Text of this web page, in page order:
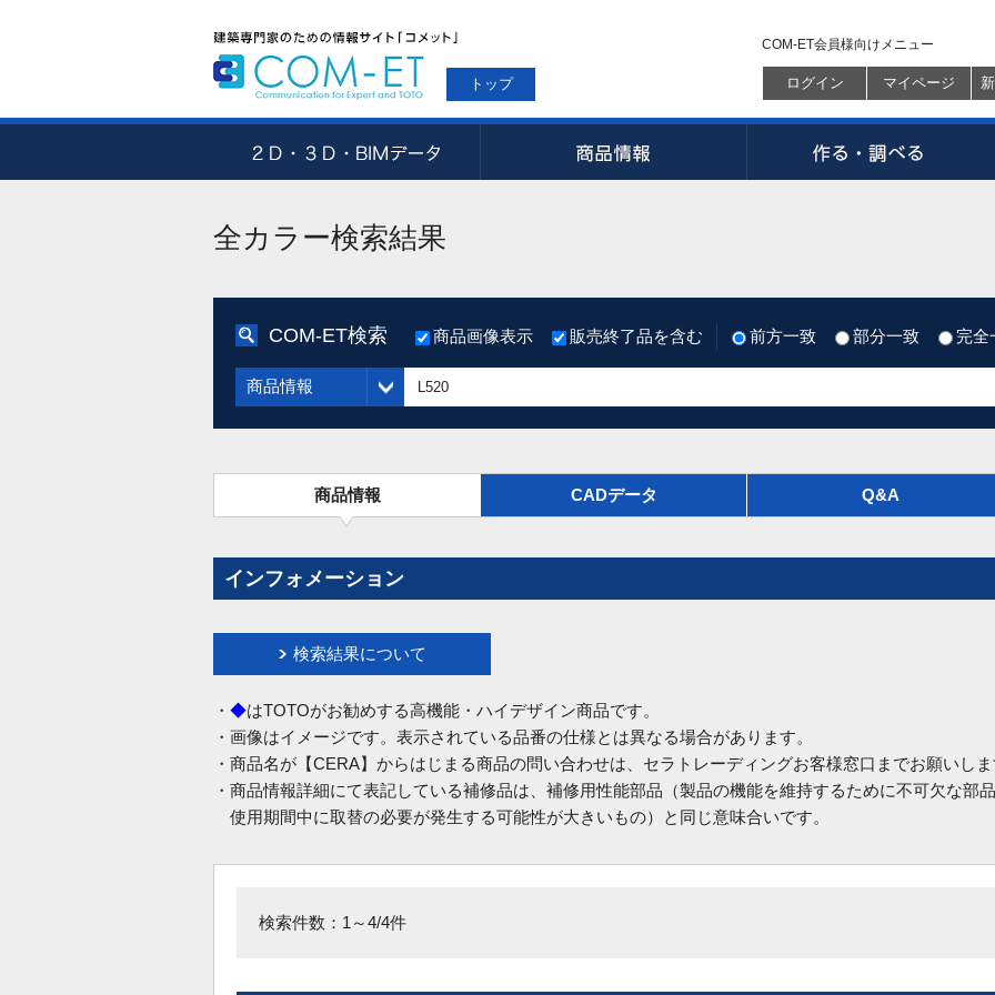
トップ
COM-ET会員様向けメニュー
ログイン マイページ
全カラー検索結果
COM-ET検索 商品画像表示 販売終了品を含む 前方一致 部分一致 完全
商品情報
商品情報 CADデータ Q&A
インフォメーション
検索結果について
・ ◆はTOTOがお勧めする高機能・ハイデザイン商品です。
・画像はイメージです。表示されている品番の仕様とは異なる場合があります。
・商品名が【CERA】からはじまる商品の問い合わせは、セラトレーディングお客様窓口までお願いしま
・商品情報詳細にて表記している補修品は、補修用性能部品（製品の機能を維持するために不可欠な部品
使用期間中に取替の必要が発生する可能性が大きいもの）と同じ意味合いです。
検索件数：1～4/4件